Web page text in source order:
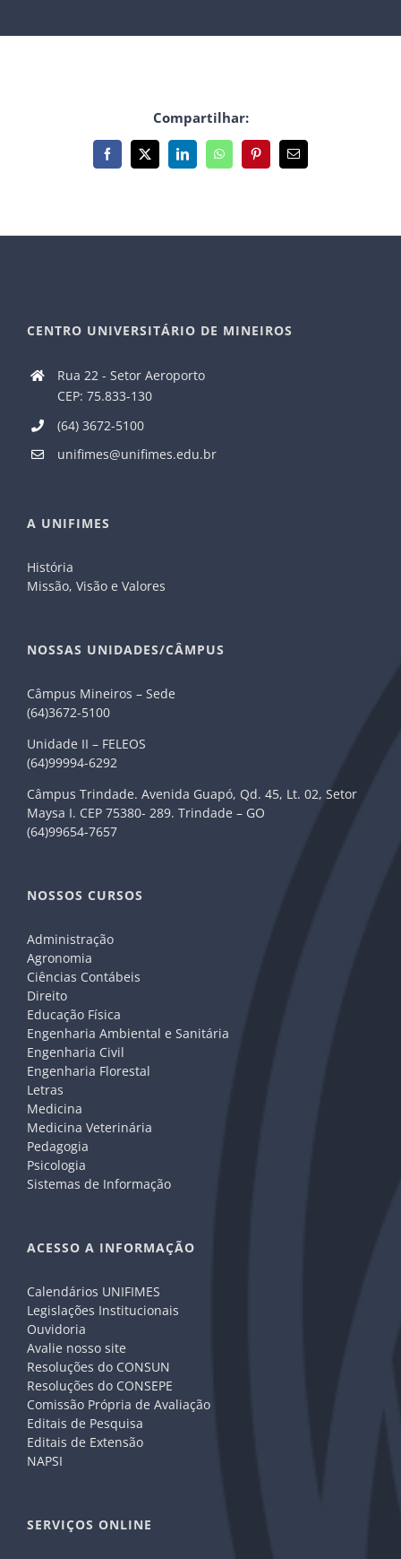
Compartilhar:
Facebook
X LinkedInWhatsAppPinterest
E-
mail
CENTRO UNIVERSITÁRIO DE MINEIROS
Rua 22 - Setor Aeroporto
CEP: 75.833-130
(64) 3672-5100
unifimes@unifimes.edu.br
A UNIFIMES
História
Missão, Visão e Valores
NOSSAS UNIDADES/CÂMPUS
Câmpus Mineiros – Sede
(64)3672-5100
Unidade II – FELEOS
(64)99994-6292
Câmpus Trindade. Avenida Guapó, Qd. 45, Lt. 02, Setor
Maysa I. CEP 75380- 289. Trindade – GO
(64)99654-7657
NOSSOS CURSOS
Administração
Agronomia
Ciências Contábeis
Direito
Educação Física
Engenharia Ambiental e Sanitária
Engenharia Civil
Engenharia Florestal
Letras
Medicina
Medicina Veterinária
Pedagogia
Psicologia
Sistemas de Informação
ACESSO A INFORMAÇÃO
Calendários UNIFIMES
Legislações Institucionais
Ouvidoria
Avalie nosso site
Resoluções do CONSUN
Resoluções do CONSEPE
Comissão Própria de Avaliação
Editais de Pesquisa
Editais de Extensão
NAPSI
SERVIÇOS ONLINE